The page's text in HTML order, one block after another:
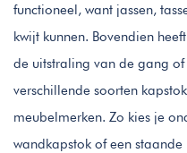
functioneel, want jassen,
kwijt kunnen. Bovendien
de uitstraling van de gang
verschillende soorten
meubelmerken. Zo kies je
wandkapstok of een staande